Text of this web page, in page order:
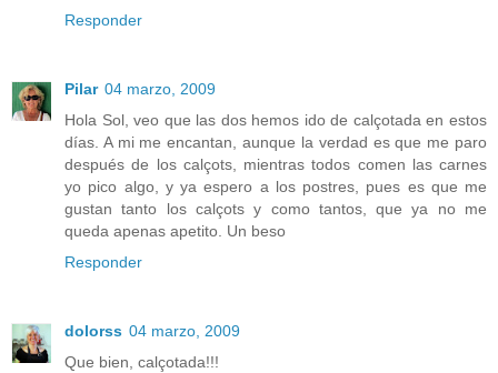
Responder
Pilar 04 marzo, 2009
Hola Sol, veo que las dos hemos ido de calçotada en estos
días. A mi me encantan, aunque la verdad es que me paro
después de los calçots, mientras todos comen las carnes
yo pico algo, y ya espero a los postres, pues es que me
gustan tanto los calçots y como tantos, que ya no me
queda apenas apetito. Un beso
Responder
dolorss 04 marzo, 2009
Que bien, calçotada!!!